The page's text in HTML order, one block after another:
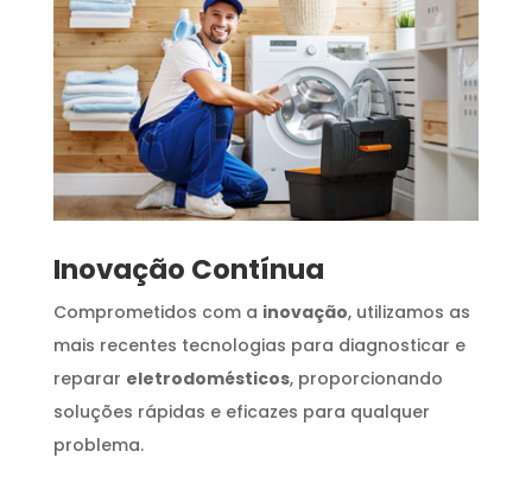
Inovação Contínua
Comprometidos com a inovação, utilizamos as
mais recentes tecnologias para diagnosticar e
reparar eletrodomésticos, proporcionando
soluções rápidas e eficazes para qualquer
problema.